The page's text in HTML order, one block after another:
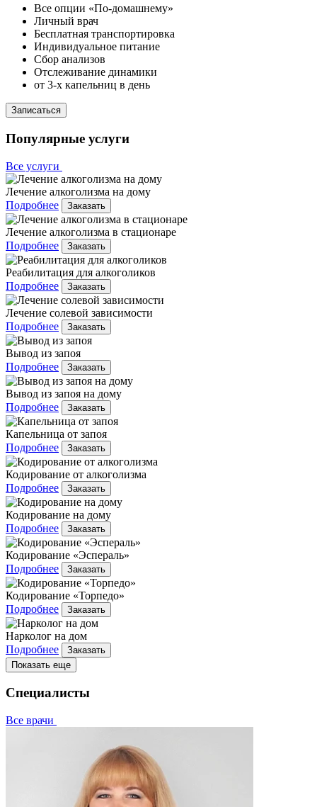
Все опции «По-домашнему»
Личный врач
Бесплатная транспортировка
Индивидуальное питание
Сбор анализов
Отслеживание динамики
от 3-х капельниц в день
Записаться
Популярные услуги
Все услуги
Лечение алкоголизма на дому
Подробнее
Заказать
Лечение алкоголизма в стационаре
Подробнее
Заказать
Реабилитация для алкоголиков
Подробнее
Заказать
Лечение солевой зависимости
Подробнее
Заказать
Вывод из запоя
Подробнее
Заказать
Вывод из запоя на дому
Подробнее
Заказать
Капельница от запоя
Подробнее
Заказать
Кодирование от алкоголизма
Подробнее
Заказать
Кодирование на дому
Подробнее
Заказать
Кодирование «Эспераль»
Подробнее
Заказать
Кодирование «Торпедо»
Подробнее
Заказать
Нарколог на дом
Подробнее
Заказать
Показать еще
Специалисты
Все врачи